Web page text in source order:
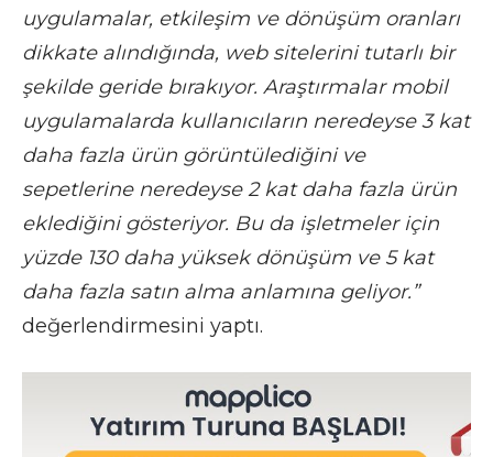
uygulamalar, etkileşim ve dönüşüm oranları
dikkate alındığında, web sitelerini tutarlı bir
şekilde geride bırakıyor. Araştırmalar mobil
uygulamalarda kullanıcıların neredeyse 3 kat
daha fazla ürün görüntülediğini ve
sepetlerine neredeyse 2 kat daha fazla ürün
eklediğini gösteriyor. Bu da işletmeler için
yüzde 130 daha yüksek dönüşüm ve 5 kat
daha fazla satın alma anlamına geliyor.”
değerlendirmesini yaptı.